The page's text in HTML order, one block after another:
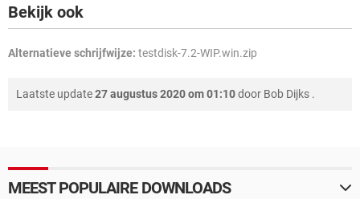
Bekijk ook
Alternatieve schrijfwijze: testdisk-7.2-WIP.win.zip
Laatste update27 augustus 2020 om 01:10door Bob Dijks .
MEEST POPULAIRE DOWNLOADS